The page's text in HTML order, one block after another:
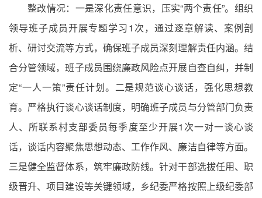
整改情况：一是深化责任意识，压实“两个责任”。组织
领导班子成员开展专题学习1次，通过逐章解读、案例剖
析、研讨交流等方式，确保班子成员深刻理解责任内涵。结
合分管领域，班子成员围绕廉政风险点开展自查自纠，并制
定“一人一策”责任计划。二是规范谈心谈话，强化思想教
育。严格执行谈心谈话制度，明确班子成员与分管部门负责
人、所联系村支部委员每季度至少开展1次一对一谈心谈
话，谈话内容聚焦思想动态、工作作风、廉洁自律等方面。
三是健全监督体系，筑牢廉政防线。针对干部选拔任用、职
级晋升、项目建设等关键领域，乡纪委严格按照上级纪委部